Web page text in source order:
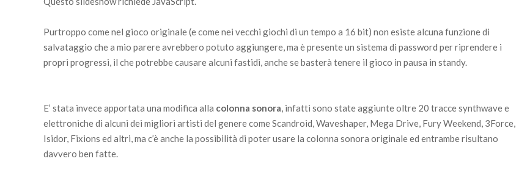
Purtroppo come nel gioco originale (e come nei vecchi giochi di un tempo a 16 bit) non esiste alcuna funzione di
salvataggio che a mio parere avrebbero potuto aggiungere, ma è presente un sistema di password per riprendere i
propri progressi, il che potrebbe causare alcuni fastidi, anche se basterà tenere il gioco in pausa in standy.
E’ stata invece apportata una modifica alla colonna sonora, infatti sono state aggiunte oltre 20 tracce synthwave e
elettroniche di alcuni dei migliori artisti del genere come Scandroid, Waveshaper, Mega Drive, Fury Weekend, 3Force,
Isidor, Fixions ed altri, ma c’è anche la possibilità di poter usare la colonna sonora originale ed entrambe risultano
davvero ben fatte.